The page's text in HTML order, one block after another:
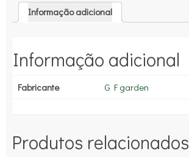
Informação adicional
Informação adicional
Fabricante G F garden
Produtos relacionados